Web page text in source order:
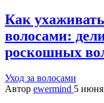
Как
волосами:
роскошных
Уход за волосами
Автор ewermind 5